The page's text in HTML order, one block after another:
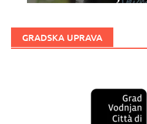
GRADSKA UPRAVA